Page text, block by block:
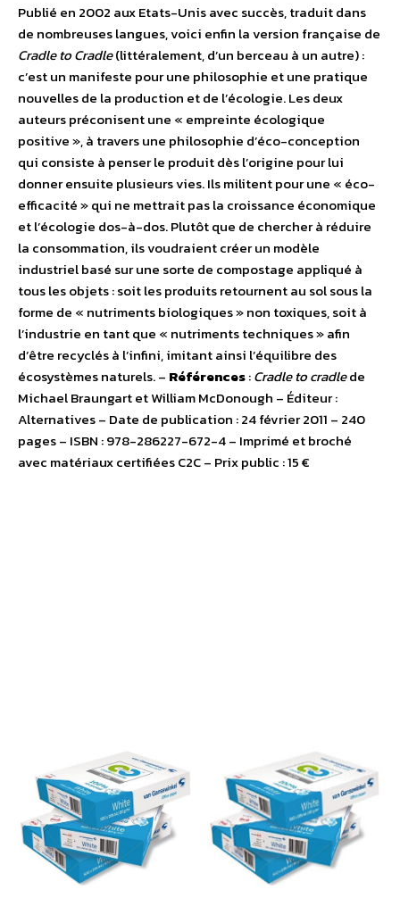
Publié en 2002 aux Etats-Unis avec succès, traduit dans
de nombreuses langues, voici enfin la version française de
Cradle to Cradle(littéralement, d’un berceau à un autre) :
c’est un manifeste pour une philosophie et une pratique
nouvelles de la production et de l’écologie. Les deux
auteurs préconisent une « empreinte écologique
positive », à travers une philosophie d’éco-conception
qui consiste à penser le produit dès l’origine pour lui
donner ensuite plusieurs vies. Ils militent pour une « éco-
efficacité » qui ne mettrait pas la croissance économique
et l’écologie dos-à-dos. Plutôt que de chercher à réduire
la consommation, ils voudraient créer un modèle
industriel basé sur une sorte de compostage appliqué à
tous les objets : soit les produits retournent au sol sous la
forme de « nutriments biologiques » non toxiques, soit à
l’industrie en tant que « nutriments techniques » afin
d’être recyclés à l’infini, imitant ainsi l’équilibre des
écosystèmes naturels. – Références:Cradle to cradlede
Michael Braungart et William McDonough – Éditeur :
Alternatives – Date de publication : 24 février 2011 – 240
pages – ISBN : 978-286227-672-4 – Imprimé et broché
avec matériaux certifiées C2C – Prix public : 15 €